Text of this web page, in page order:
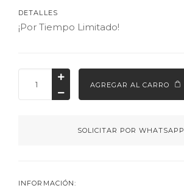
DETALLES
¡Por Tiempo Limitado!
AGREGAR AL CARRO
SOLICITAR POR WHATSAPP
INFORMACIÓN: